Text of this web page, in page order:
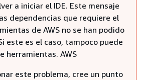
a iniciar el IDE. Este mensaje
dependencias que requiere el
de AWS no se han podido
este es el caso, tampoco puede
herramientas. AWS
este problema, cree un punto